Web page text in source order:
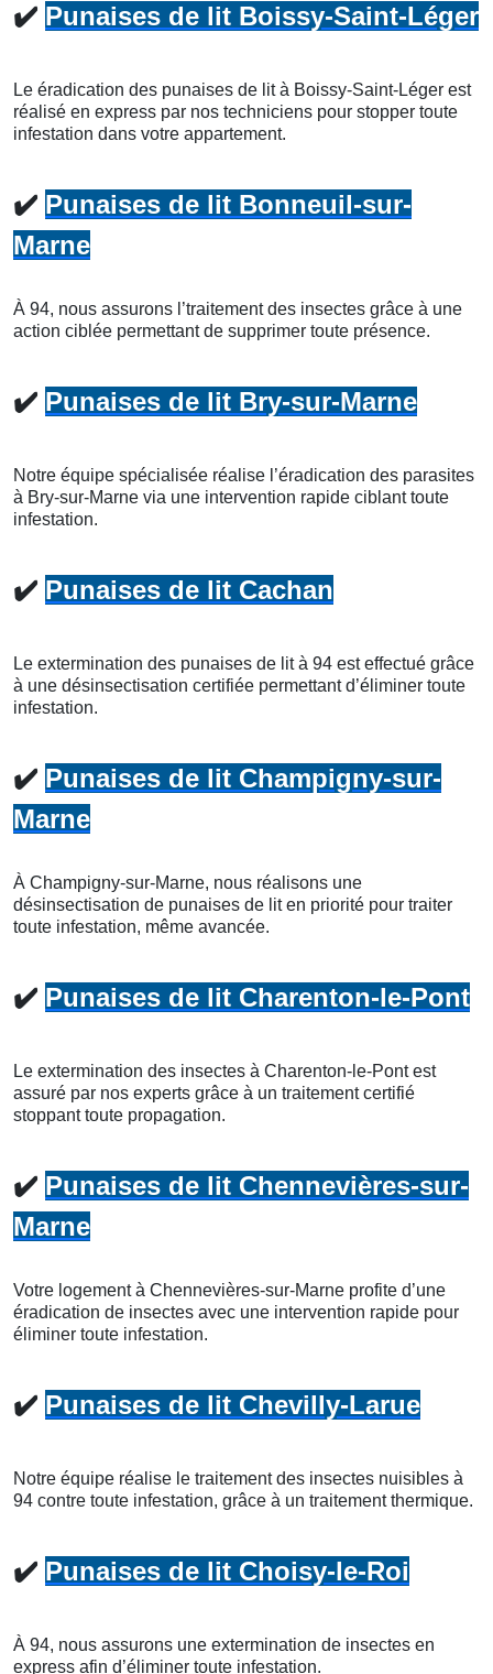
✔️ Punaises de lit Boissy-Saint-Léger
Le éradication des punaises de lit à Boissy-Saint-Léger est
réalisé en express par nos techniciens pour stopper toute
infestation dans votre appartement.
✔️ Punaises de lit Bonneuil-sur-
Marne
À 94, nous assurons l’traitement des insectes grâce à une
action ciblée permettant de supprimer toute présence.
✔️ Punaises de lit Bry-sur-Marne
Notre équipe spécialisée réalise l’éradication des parasites
à Bry-sur-Marne via une intervention rapide ciblant toute
infestation.
✔️ Punaises de lit Cachan
Le extermination des punaises de lit à 94 est effectué grâce
à une désinsectisation certifiée permettant d’éliminer toute
infestation.
✔️ Punaises de lit Champigny-sur-
Marne
À Champigny-sur-Marne, nous réalisons une
désinsectisation de punaises de lit en priorité pour traiter
toute infestation, même avancée.
✔️ Punaises de lit Charenton-le-Pont
Le extermination des insectes à Charenton-le-Pont est
assuré par nos experts grâce à un traitement certifié
stoppant toute propagation.
✔️ Punaises de lit Chennevières-sur-
Marne
Votre logement à Chennevières-sur-Marne profite d’une
éradication de insectes avec une intervention rapide pour
éliminer toute infestation.
✔️ Punaises de lit Chevilly-Larue
Notre équipe réalise le traitement des insectes nuisibles à
94 contre toute infestation, grâce à un traitement thermique.
✔️ Punaises de lit Choisy-le-Roi
À 94, nous assurons une extermination de insectes en
express afin d’éliminer toute infestation.